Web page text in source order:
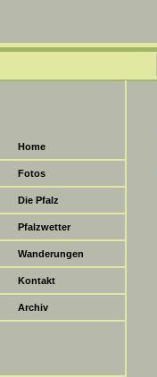
Home
Fotos
Die Pfalz
Pfalzwetter
Wanderungen
Kontakt
Archiv